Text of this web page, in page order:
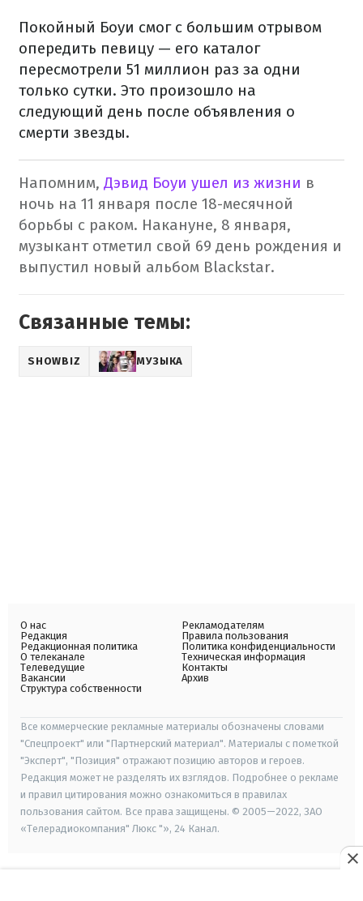
Покойный Боуи смог с большим отрывом
опередить певицу — его каталог
пересмотрели 51 миллион раз за одни
только сутки. Это произошло на
следующий день после объявления о
смерти звезды.
Напомним, Дэвид Боуи ушел из жизни в
ночь на 11 января после 18-месячной
борьбы с раком. Накануне, 8 января,
музыкант отметил свой 69 день рождения и
выпустил новый альбом Blackstar.
Связанные темы:
SHOWBIZ МУЗЫКА
О нас
Редакция
Редакционная политика
О телеканале
Телеведущие
Вакансии
Структура собственности
Рекламодателям
Правила пользования
Политика конфиденциальности
Техническая информация
Контакты
Архив
Все коммерческие рекламные материалы обозначены словами
"Спецпроект" или "Партнерский материал". Материалы с пометкой
"Эксперт", "Позиция" отражают позицию авторов и героев.
Редакция может не разделять их взглядов. Подробнее о рекламе
и правил цитирования можно ознакомиться в правилах
пользования сайтом. Все права защищены. © 2005—2022, ЗАО
«Телерадиокомпания" Люкс "», 24 Канал.